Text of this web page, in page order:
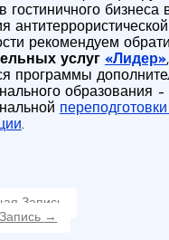
гостиничного бизнеса
антитеррористической
рекомендуем
услуг «Лидер»
программы
образования –
переподготовки
.
Запись
→